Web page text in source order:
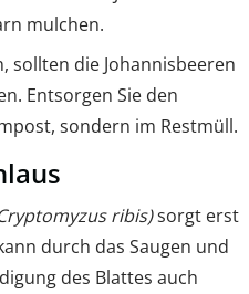
mulchen.
sollten die Johannisbeeren
Entsorgen Sie den
sondern im Restmüll.
ribis)sorgt erst
durch das Saugen und
des Blattes auch